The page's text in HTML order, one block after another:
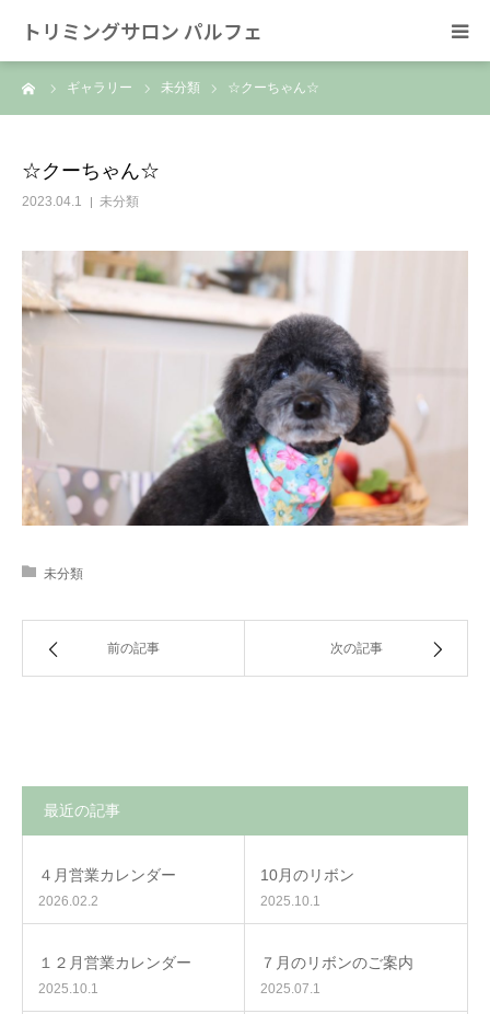
トリミングサロン パルフェ
ギャラリー 未分類 ☆クーちゃん☆
☆クーちゃん☆
2023.04.1 未分類
未分類
前の記事 次の記事
最近の記事
４月営業カレンダー
2026.02.2
10月のリボン
2025.10.1
１２月営業カレンダー
2025.10.1
７月のリボンのご案内
2025.07.1
HOME
スタッフ